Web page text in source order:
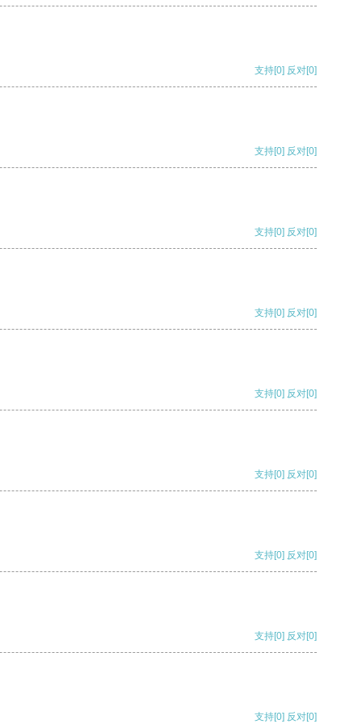
支持[0] 反对[0]
支持[0] 反对[0]
支持[0] 反对[0]
支持[0] 反对[0]
支持[0] 反对[0]
支持[0] 反对[0]
支持[0] 反对[0]
支持[0] 反对[0]
支持[0] 反对[0]